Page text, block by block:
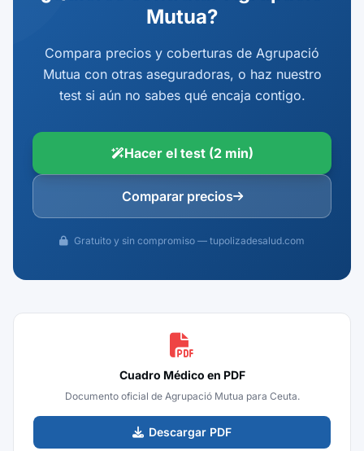
Mutua?
Compara precios y coberturas de Agrupació
Mutua con otras aseguradoras, o haz nuestro
test si aún no sabes qué encaja contigo.
Hacer el test (2 min)
Comparar precios
Gratuito y sin compromiso — tupolizadesalud.com
Cuadro Médico en PDF
Documento oficial de Agrupació Mutua para Ceuta.
Descargar PDF